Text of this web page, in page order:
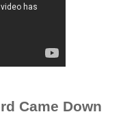
Came Down